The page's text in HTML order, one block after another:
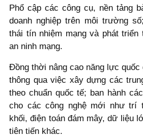
Phổ cập các công cụ, nền tảng
doanh nghiệp trên môi trường
thái tín nhiệm mạng và phát triển
an ninh mạng.
Đồng thời nâng cao năng lực quốc
thông qua việc xây dựng các
theo chuẩn quốc tế; ban hành
cho các công nghệ mới như trí
khối, điện toán đám mây, dữ liệu
tiên tiến khác.